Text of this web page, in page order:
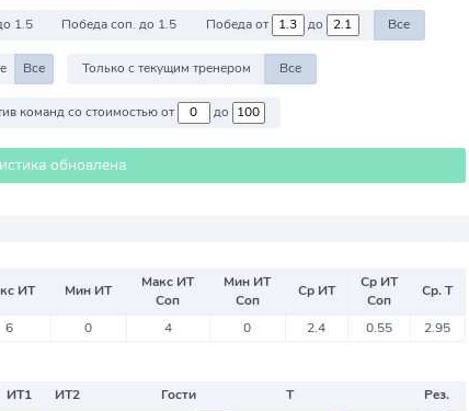
1.5 Победа соп. до 1.5 Победа от до Все
Все Только с текущим тренером Все
Против команд со стоимостью от до
обновлена
ИТ Мин ИТ
Макс ИТ
Соп
Мин ИТ
Соп
Ср ИТ
Ср ИТ
Соп
Ср. Т
6 0 4 0 2.4 0.55 2.95
ИТ1 ИТ2 Гости Т
Рез.